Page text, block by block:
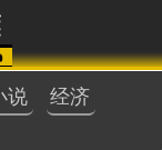
说
经济